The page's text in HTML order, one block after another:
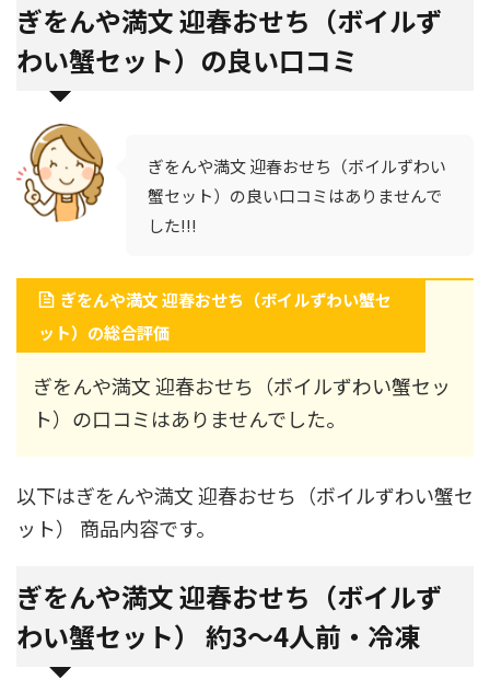
ぎをんや満文 迎春おせち（ボイルず
わい蟹セット）の良い口コミ
ぎをんや満文 迎春おせち（ボイルずわい
蟹セット）の良い口コミはありませんで
した!!!
ぎをんや満文 迎春おせち（ボイルずわい蟹セ
ット）の総合評価
ぎをんや満文 迎春おせち（ボイルずわい蟹セッ
ト）の口コミはありませんでした。
以下はぎをんや満文 迎春おせち（ボイルずわい蟹セ
ット） 商品内容です。
ぎをんや満文 迎春おせち（ボイルず
わい蟹セット） 約3～4人前・冷凍